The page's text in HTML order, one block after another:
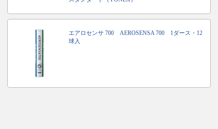
エアロセンサ 700 AEROSENSA 700 1ダース・12
球入